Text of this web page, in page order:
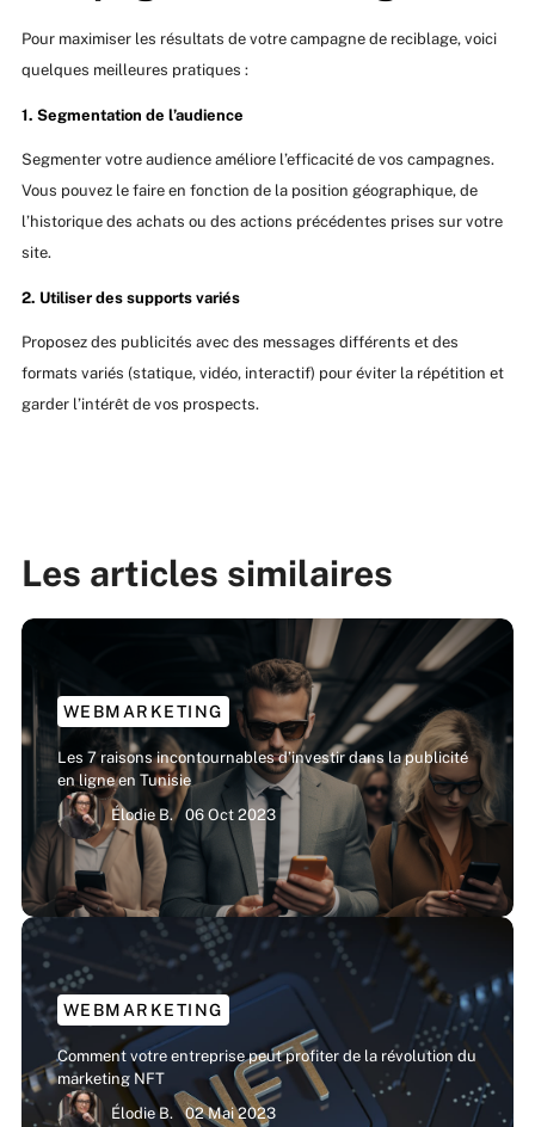
Pour maximiser les résultats de votre campagne de reciblage, voici
quelques meilleures pratiques :
1. Segmentation de l’audience
Segmenter votre audience améliore l’efficacité de vos campagnes.
Vous pouvez le faire en fonction de la position géographique, de
l’historique des achats ou des actions précédentes prises sur votre
site.
2. Utiliser des supports variés
Proposez des publicités avec des messages différents et des
formats variés (statique, vidéo, interactif) pour éviter la répétition et
garder l’intérêt de vos prospects.
Les articles similaires
WEBMARKETING
Les 7 raisons incontournables d’investir dans la publicité
en ligne en Tunisie
Élodie B.
06 Oct 2023
WEBMARKETING
Comment votre entreprise peut profiter de la révolution du
marketing NFT
Élodie B.
02 Mai 2023